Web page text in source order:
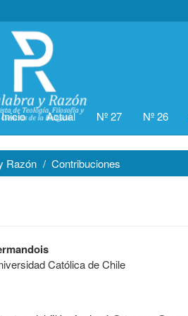
Inicio Actual Nº 27 Nº 26
Razón Contribuciones
Católica de Chile